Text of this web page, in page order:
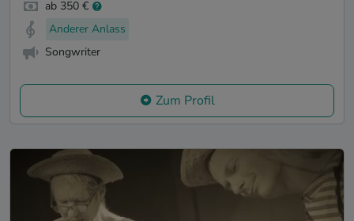
ab 350 €
Anderer Anlass
Songwriter
Zum Profil